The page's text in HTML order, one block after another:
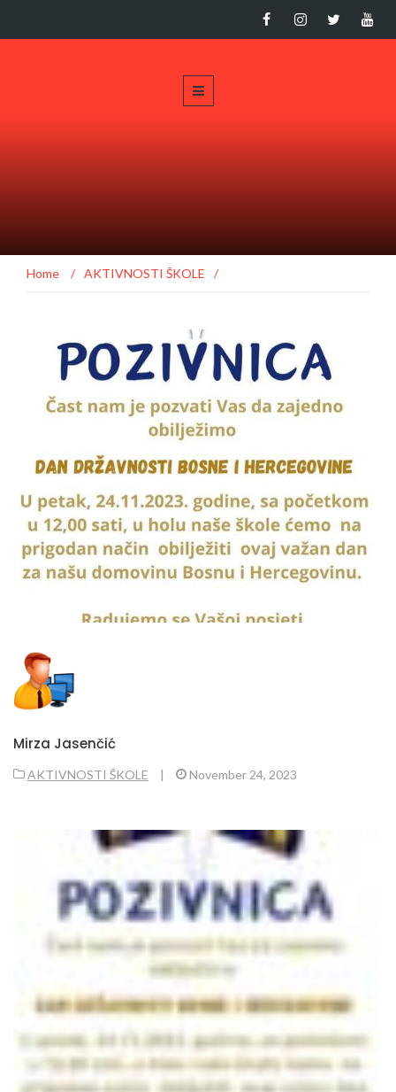
Home / AKTIVNOSTI ŠKOLE /
Mirza Jasenčić
AKTIVNOSTI ŠKOLE | November 24, 2023